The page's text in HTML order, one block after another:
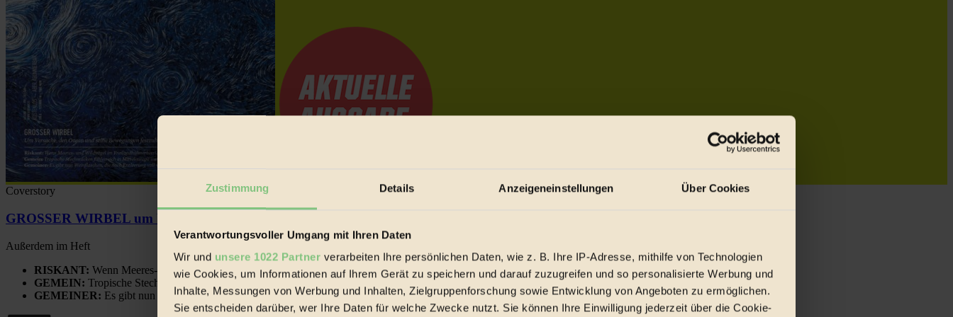
Zustimmung Details Anzeigeneinstellungen Über Cookies
Verantwortungsvoller Umgang mit Ihren Daten
Wir und unsere 1022 Partner verarbeiten Ihre persönlichen Daten, wie z. B. Ihre IP-Adresse, mithilfe von Technologien
wie Cookies, um Informationen auf Ihrem Gerät zu speichern und darauf zuzugreifen und so personalisierte Werbung und
Inhalte, Messungen von Werbung und Inhalten, Zielgruppenforschung sowie Entwicklung von Angeboten zu ermöglichen.
Sie entscheiden darüber, wer Ihre Daten für welche Zwecke nutzt. Sie können Ihre Einwilligung jederzeit über die Cookie-
Coverstory
GROSSER WIRBEL um Versuche, den Ozean und seine Bewegungen festzuhalten.
Außerdem im Heft
RISKANT: Wenn Meeres- und Wildvögel im Freilandhühnerbetrieb vorbeischauen.
GEMEIN: Tropische Stechmücken fühlen sich in Mitteleuropa inziwschen oft zu Hause.
GEMEINER: Es gibt nun Weinflaschen, die nach Entleerung voll wieder zu dir zurückkommen.